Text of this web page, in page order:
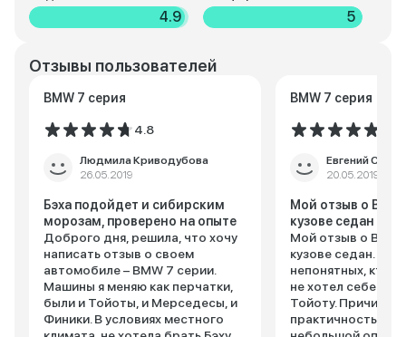
4.9 5
Отзывы пользователей
BMW 7 серия
4.8
Людмила Криводубова
26.05.2019
Бэха подойдет и сибирским
морозам, проверено на опыте
Доброго дня, решила, что хочу
написать отзыв о своем
автомобиле – BMW 7 серии.
Машины я меняю как перчатки,
были и Тойоты, и Мерседесы, и
Финики. В условиях местного
BMW 7 серия
Евгений
20.05.2019
Мой отзыв о BMW
кузове седан
Мой отзыв о BMW
кузове седан. Я
непонятных, кто
не хотел себе
Тойоту. Причина
практичность